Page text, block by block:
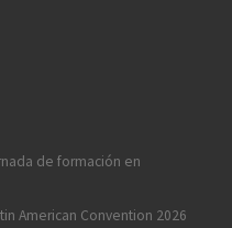
de formación en
American Convention 2026